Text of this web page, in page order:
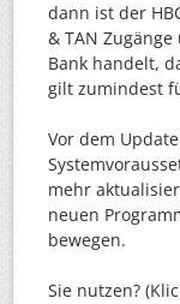
dann ist der
& TAN
Bank handelt,
gilt zumindest
Vor dem
mehr
neuen
bewegen.
Sie nutzen?